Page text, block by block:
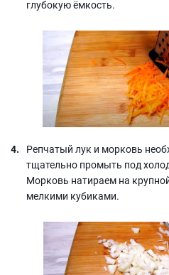
глубокую ёмкость.
Репчатый лук и морковь
тщательно промыть под
Морковь натираем на
мелкими кубиками.